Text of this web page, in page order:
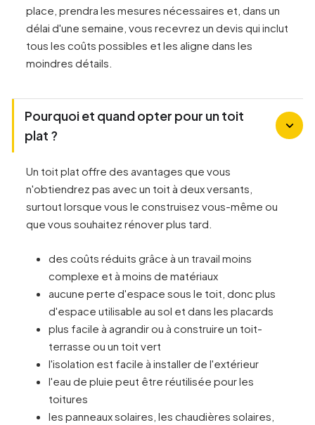
place, prendra les mesures nécessaires et, dans un
délai d'une semaine, vous recevrez un devis qui inclut
tous les coûts possibles et les aligne dans les
moindres détails.
Pourquoi et quand opter pour un toit
plat ?
Un toit plat offre des avantages que vous
n'obtiendrez pas avec un toit à deux versants,
surtout lorsque vous le construisez vous-même ou
que vous souhaitez rénover plus tard.
des coûts réduits grâce à un travail moins
complexe et à moins de matériaux
aucune perte d'espace sous le toit, donc plus
d'espace utilisable au sol et dans les placards
plus facile à agrandir ou à construire un toit-
terrasse ou un toit vert
l'isolation est facile à installer de l'extérieur
l'eau de pluie peut être réutilisée pour les
toitures
les panneaux solaires, les chaudières solaires,